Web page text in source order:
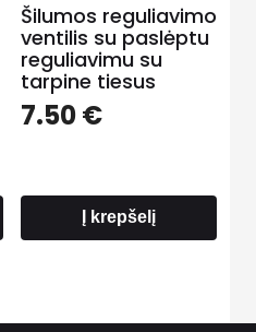
€
Šilumos reguliavimo
ventilis su paslėptu
reguliavimu su
tarpine tiesus
7.50€
Į krepšelį